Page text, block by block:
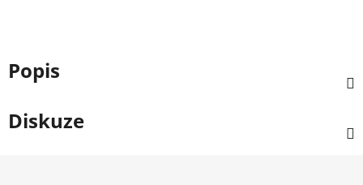
Popis
Diskuze